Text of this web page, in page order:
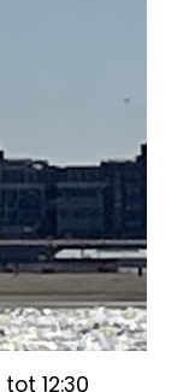
tot 12:30